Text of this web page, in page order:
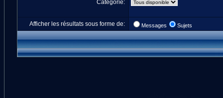
Catégorie:
Afficher les résultats sous forme de: Messages Sujets